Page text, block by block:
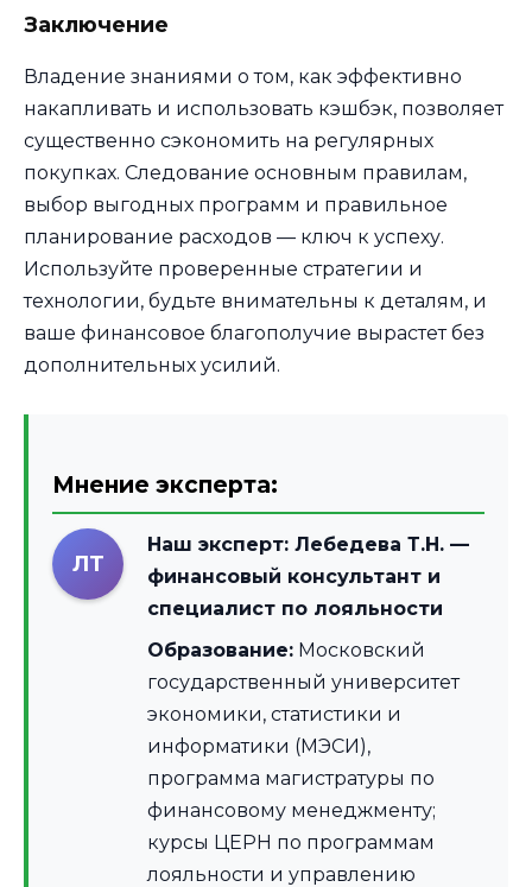
Заключение
Владение знаниями о том, как эффективно
накапливать и использовать кэшбэк, позволяет
существенно сэкономить на регулярных
покупках. Следование основным правилам,
выбор выгодных программ и правильное
планирование расходов — ключ к успеху.
Используйте проверенные стратегии и
технологии, будьте внимательны к деталям, и
ваше финансовое благополучие вырастет без
дополнительных усилий.
Мнение эксперта:
ЛТ
Наш эксперт: Лебедева Т.Н. —
финансовый консультант и
специалист по лояльности
Образование: Московский
государственный университет
экономики, статистики и
информатики (МЭСИ),
программа магистратуры по
финансовому менеджменту;
курсы ЦЕРН по программам
лояльности и управлению